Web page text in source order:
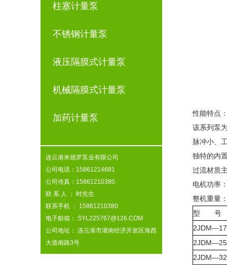
柱塞计量泵
不锈钢计量泵
液压隔膜式计量泵
机械隔膜式计量泵
加药计量泵
连云港米德罗泵业有限公司
公司电话：15861214681
公司传真：15861210380
联 系 人 ： 时先生
联系手机 ： 15861210380
电子邮箱： SYL225767@126.COM
公司地址： 连云港市灌南经济开发区海西
大道南路3号
性能特点
该系列泵
脉冲小、
独特的内
过流材质
电机功率
整机重量
型 号